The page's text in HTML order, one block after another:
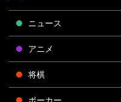
ニュース
アニメ
将棋